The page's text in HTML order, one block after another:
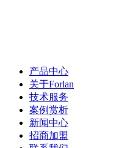
产品中心
关于Forlan
技术服务
案例赏析
新闻中心
招商加盟